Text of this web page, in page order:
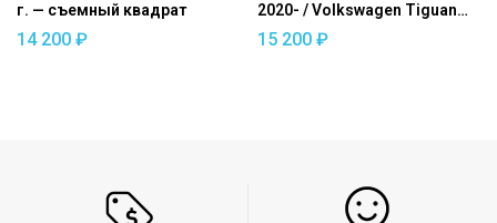
г. — съемный квадрат
14 200 ₽
2020- / Volkswagen Tiguan
2017- / ŠKODA Kodiaq 2017-
15 200 ₽